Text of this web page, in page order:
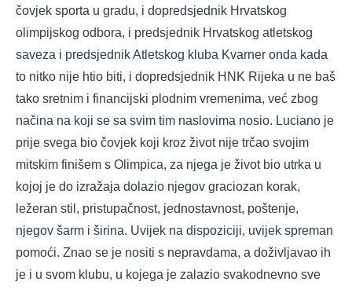
čovjek sporta u gradu, i dopredsjednik Hrvatskog
olimpijskog odbora, i predsjednik Hrvatskog atletskog
saveza i predsjednik Atletskog kluba Kvarner onda kada
to nitko nije htio biti, i dopredsjednik HNK Rijeka u ne baš
tako sretnim i financijski plodnim vremenima, već zbog
načina na koji se sa svim tim naslovima nosio. Luciano je
prije svega bio čovjek koji kroz život nije trčao svojim
mitskim finišem s Olimpica, za njega je život bio utrka u
kojoj je do izražaja dolazio njegov graciozan korak,
ležeran stil, pristupačnost, jednostavnost, poštenje,
njegov šarm i širina. Uvijek na dispoziciji, uvijek spreman
pomoći. Znao se je nositi s nepravdama, a doživljavao ih
je i u svom klubu, u kojega je zalazio svakodnevno sve